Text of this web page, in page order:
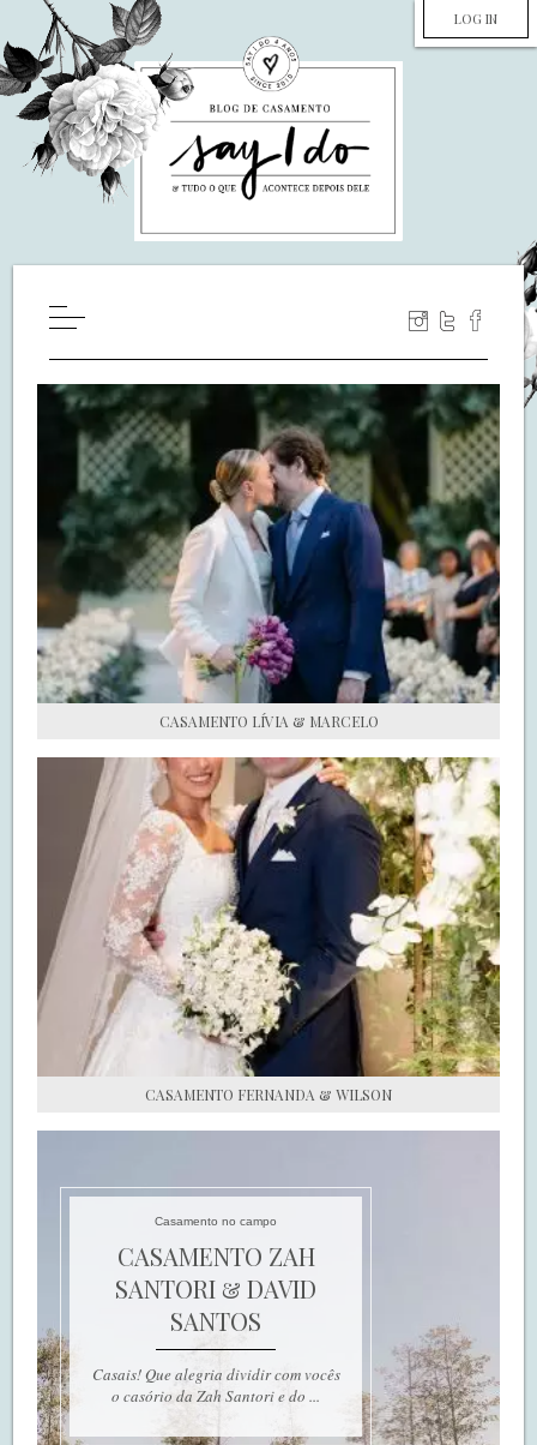
LOG IN
WILL YOU MARRY ME?
LUA DE MEL
COZINHA
DECORAÇÃO
DE NOIVA PRA NOIVA
S.O.S CASADAS
FALE COM O SAY I DO
CASAMENTO LÍVIA & MARCELO
CASAMENTO FERNANDA & WILSON
Casamento no campo
CASAMENTO ZAH
SANTORI & DAVID
SANTOS
Casais! Que alegria dividir com vocês
o casório da Zah Santori e do ...